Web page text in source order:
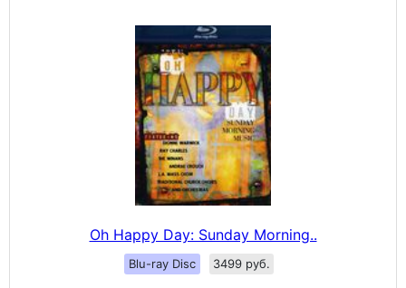
Oh Happy Day: Sunday Morning..
Blu-ray Disc 3499 руб.